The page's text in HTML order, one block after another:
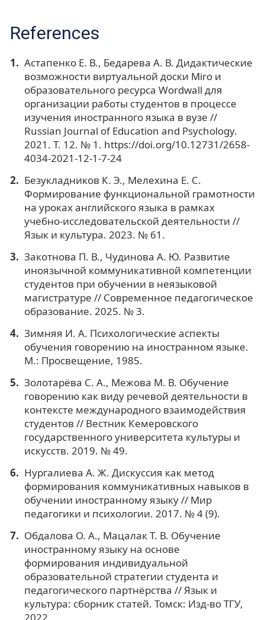
References
Астапенко Е. В., Бедарева А. В. Дидактические
возможности виртуальной доски Miro и
образовательного ресурса Wordwall для
организации работы студентов в процессе
изучения иностранного языка в вузе //
Russian Journal of Education and Psychology.
2021. Т. 12. № 1. https://doi.org/10.12731/2658-
4034-2021-12-1-7-24
Безукладников К. Э., Мелехина Е. С.
Формирование функциональной грамотности
на уроках английского языка в рамках
учебно-исследовательской деятельности //
Язык и культура. 2023. № 61.
Закотнова П. В., Чудинова А. Ю. Развитие
иноязычной коммуникативной компетенции
студентов при обучении в неязыковой
магистратуре // Современное педагогическое
образование. 2025. № 3.
Зимняя И. А. Психологические аспекты
обучения говорению на иностранном языке.
М.: Просвещение, 1985.
Золотарёва С. А., Межова М. В. Обучение
говорению как виду речевой деятельности в
контексте международного взаимодействия
студентов // Вестник Кемеровского
государственного университета культуры и
искусств. 2019. № 49.
Нургалиева А. Ж. Дискуссия как метод
формирования коммуникативных навыков в
обучении иностранному языку // Мир
педагогики и психологии. 2017. № 4 (9).
Обдалова О. А., Мацалак Т. В. Обучение
иностранному языку на основе
формирования индивидуальной
образовательной стратегии студента и
педагогического партнёрства // Язык и
культура: сборник статей. Томск: Изд-во ТГУ,
2022.